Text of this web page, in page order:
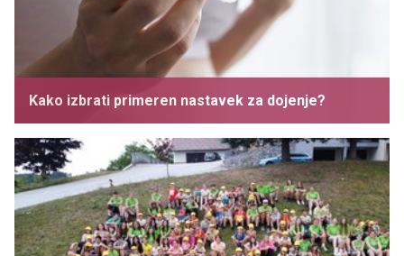
Kako izbrati primeren nastavek za dojenje?